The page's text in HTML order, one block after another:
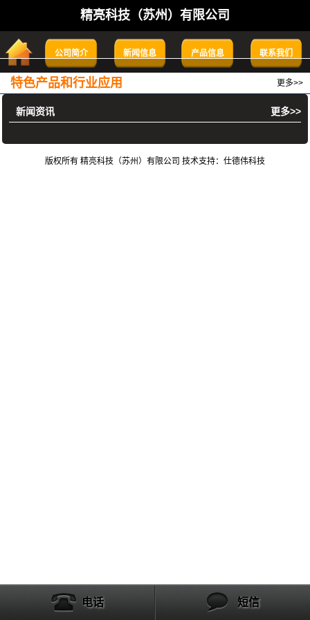
精亮科技（苏州）有限公司
公司简介 新闻信息 产品信息 联系我们
特色产品和行业应用 更多>>
新闻资讯 更多>>
版权所有 精亮科技（苏州）有限公司 技术支持：仕德伟科技
电话 短信